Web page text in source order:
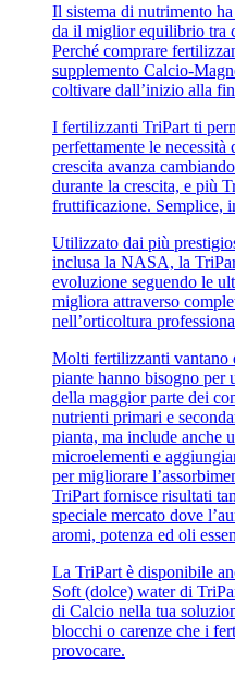
Il sistema di nutrimento
da il miglior equilibrio tra
Perché comprare
supplemento Calcio-
coltivare dall’inizio alla
I fertilizzanti TriPart ti
perfettamente le
crescita avanza
durante la crescita, e più
fruttificazione. Semplice,
Utilizzato dai più
inclusa la NASA, la
evoluzione seguendo le
migliora attraverso
nell’orticoltura
Molti fertilizzanti vantano
piante hanno bisogno per
della maggior parte dei
nutrienti primari e
pianta, ma include anche
microelementi e
per migliorare
TriPart fornisce risultati
speciale mercato dove
aromi, potenza ed oli
La TriPart è disponibile
Soft (dolce) water di
di Calcio nella tua
blocchi o carenze che i
provocare.